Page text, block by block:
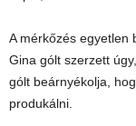
A mérkőzés egyetlen
Gina gólt szerzett
gólt beárnyékolja,
produkálni.